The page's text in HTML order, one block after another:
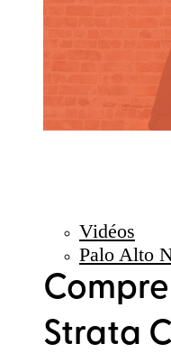
Vidéos
Palo Alto
Strata